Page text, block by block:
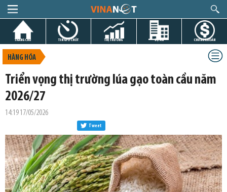
TRANG CHỦ TIN GIỜ CHÓT THỊ TRƯỜNG DỰ ÁN CHỨNG KHOÁN
HÀNG HÓA
Triển vọng thị trường lúa gạo toàn cầu năm
2026/27
14:19 17/05/2026
Tweet